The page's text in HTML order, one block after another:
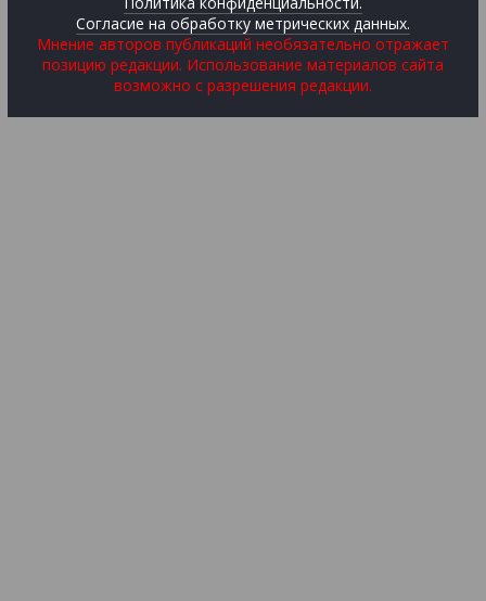
Согласие на обработку метрических данных.
Мнение авторов публикаций необязательно отражает
позицию редакции. Использование материалов сайта
возможно с разрешения редакции.